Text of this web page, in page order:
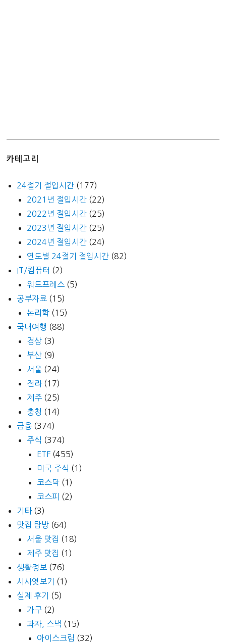
카테고리
24절기 절입시간 (177)
2021년 절입시간 (22)
2022년 절입시간 (25)
2023년 절입시간 (25)
2024년 절입시간 (24)
연도별 24절기 절입시간 (82)
IT/컴퓨터 (2)
워드프레스 (5)
공부자료 (15)
논리학 (15)
국내여행 (88)
경상 (3)
부산 (9)
서울 (24)
전라(17)
제주 (25)
충청 (14)
금융 (374)
주식 (374)
ETF (455)
미국 주식 (1)
코스닥 (1)
코스피 (2)
기타(3)
맛집 탐방 (64)
서울 맛집 (18)
제주 맛집 (1)
생활정보 (76)
시사엿보기
(1)
실제 후기
(5)
가구 (2)
과자, 스낵 (15)
아이스크림 (32)